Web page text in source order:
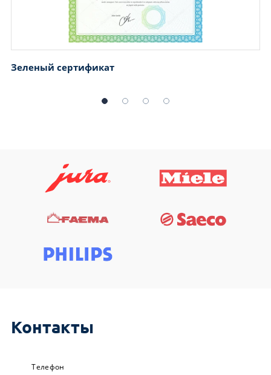
Зеленый сертификат
Контакты
Телефон